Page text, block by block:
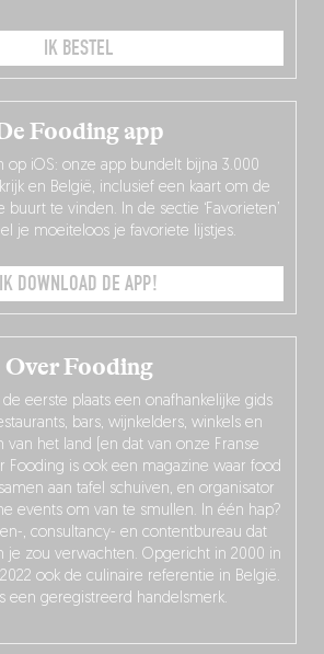
IK BESTEL
Over Fooding
de eerste plaats een onafhankelijke gids
bars, wijnkelders, winkels en
van het land (en dat van onze Franse
Fooding is ook een magazine waar food
aan tafel schuiven, en organisator
events om van te smullen. In één hap?
, consultancy- en contentbureau dat
je zou verwachten. Opgericht in 2000 in
ook de culinaire referentie in België.
een geregistreerd handelsmerk.
Fooding app
op iOS: onze app bundelt bijna 3.000
en België, inclusief een kaart om de
buurt te vinden. In de sectie ‘Favorieten’
je moeiteloos je favoriete lijstjes.
IK DOWNLOAD DE APP!